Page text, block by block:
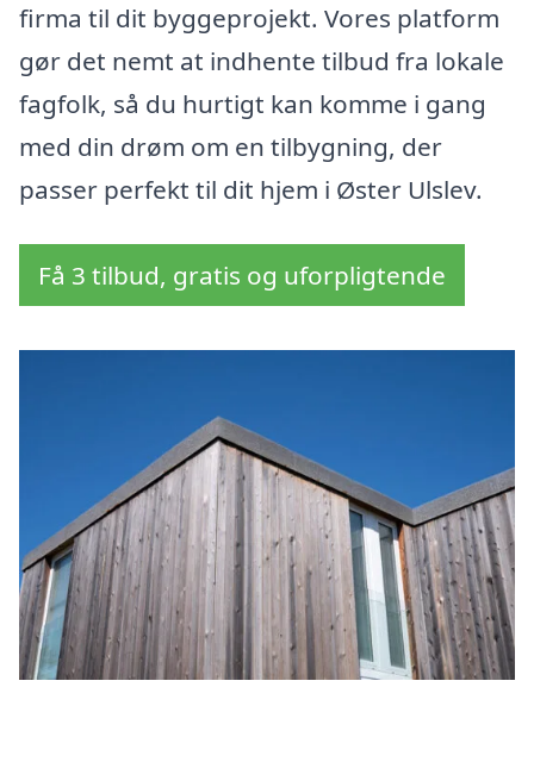
firma til dit byggeprojekt. Vores platform
gør det nemt at indhente tilbud fra lokale
fagfolk, så du hurtigt kan komme i gang
med din drøm om en tilbygning, der
passer perfekt til dit hjem i Øster Ulslev.
Få 3 tilbud, gratis og uforpligtende